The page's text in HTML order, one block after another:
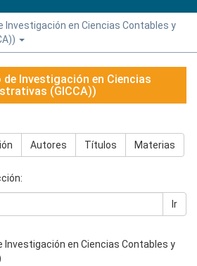
Investigación en Ciencias Contables y
Investigación en Ciencias
(GICCA))
Autores Títulos Materias
Ir
Investigación en Ciencias Contables y